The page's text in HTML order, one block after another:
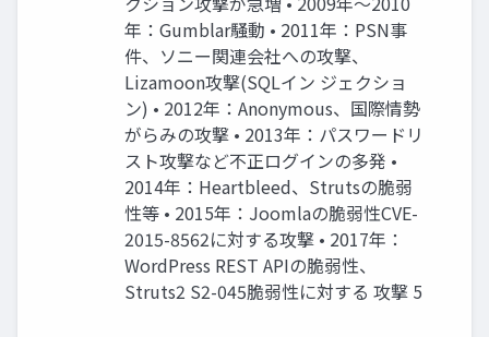
年：Gumblar騒動 • 2011年：PSN事
件、ソニー関連会社への攻撃、
Lizamoon攻撃(SQLイン ジェクショ
ン) • 2012年：Anonymous、国際情勢
がらみの攻撃 • 2013年：パスワードリ
スト攻撃など不正ログインの多発 •
2014年：Heartbleed、Strutsの脆弱
性等 • 2015年：Joomlaの脆弱性CVE-
2015-8562に対する攻撃 • 2017年：
WordPress REST APIの脆弱性、
Struts2 S2-045脆弱性に対する 攻撃 5